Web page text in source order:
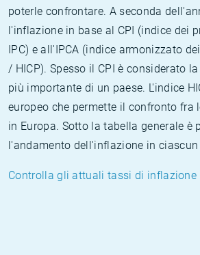
poterle confrontare. A seconda
l'inflazione in base al CPI (indice dei
IPC) e all'IPCA (indice armonizzato
/ HICP). Spesso il CPI è considerato
più importante di un paese. L'indice
europeo che permette il confronto fra
in Europa. Sotto la tabella generale è
l'andamento dell'inflazione in ciascun
Controlla gli attuali tassi di inflazione